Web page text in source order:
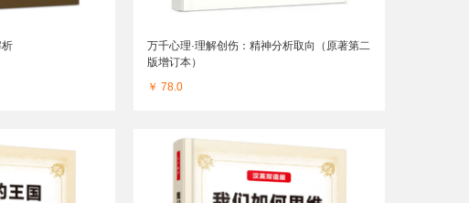
析
万千心理·理解创伤：精神分析取向（原著第二
版增订本）
￥ 78.0